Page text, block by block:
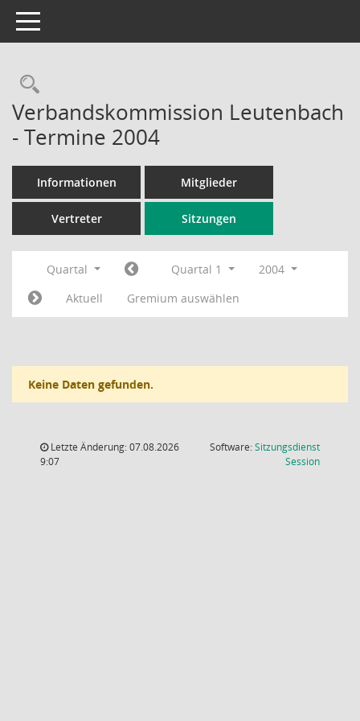
Toggle navigation
Rechercheauswahl
Verbandskommission Leutenbach
- Termine 2004
Informationen Mitglieder
Vertreter Sitzungen
Quartal Quartal 1
2004
Aktuell
Gremium auswählen
Keine Daten gefunden.
Letzte Änderung: 07.08.2026
9:07
Software:Sitzungsdienst
Session(Wird in